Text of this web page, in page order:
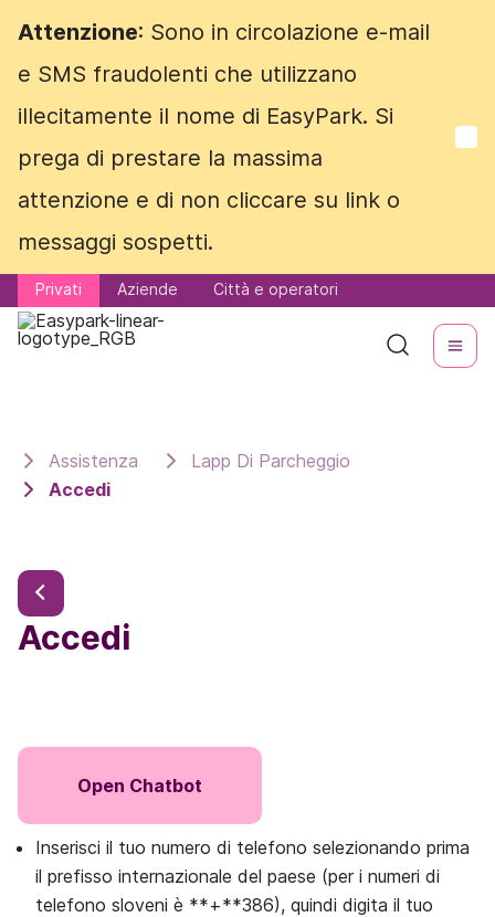
Attenzione: Sono in circolazione e-mail
e SMS fraudolenti che utilizzano
illecitamente il nome di EasyPark. Si
prega di prestare la massima
attenzione e di non cliccare su link o
messaggi sospetti.
Privati Aziende Città e operatori
Attenzione: Sono in circolazione e-mail
e SMS fraudolenti che utilizzano
illecitamente il nome di EasyPark. Si
prega di prestare la massima
attenzione e di non cliccare su link o
messaggi sospetti.
Privati Aziende Città e operatori
Assistenza
Lapp Di Parcheggio
Accedi
Accedi
Open Chatbot
Inserisci il tuo numero di telefono selezionando prima
il prefisso internazionale del paese (per i numeri di
telefono sloveni è **+**386), quindi digita il tuo